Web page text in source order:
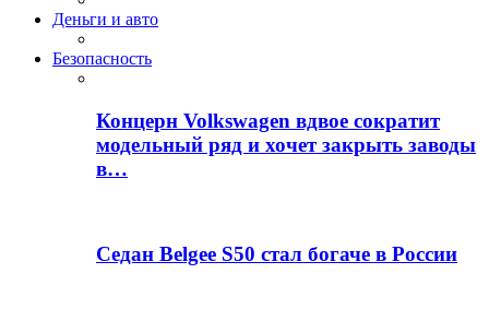
Деньги и авто
Безопасность
Концерн Volkswagen вдвое сократит
модельный ряд и хочет закрыть заводы
в…
Седан Belgee S50 стал богаче в России